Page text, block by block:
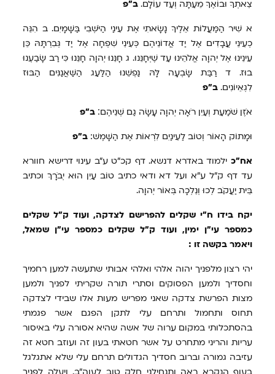
צֵאתְךָ וּבוֹאֶךָ מֵעַתָּה וְעַד עוֹלָם. ב״פ
אשִׁיר הַמַּעֲלוֹת אֵלֶיךָ נָשָׂאתִי אֶת עֵינַי הַיֹּשְׁבִי בַּשָּׁמָיִם.ב הִנֵּה
כְעֵינֵי עֲבָדִים אֶל יַד אֲ‍דוֹנֵיהֶם כְּעֵינֵי שִׁפְחָה אֶל יַד גְּבִרְתָּהּ כֵּן
עֵינֵינוּ אֶל יְהוָה אֱלֹהֵינוּ עַד שֶׁיְּחָנֵּנוּ. ג חָנֵּנוּ יְהוָה חָנֵּנוּ כִּי רַב שָׂבַעְנוּ
בוּז.ד רַבַּת שָׂבְעָה לָּהּ נַפְשֵׁנוּ הַלַּעַג הַשַּׁאֲנַנִּים הַבּוּז
לִגְאֵיוֹנִים. ב״פ
אֹזֶן שֹׁמַעַת וְעַיִן רֹאָה יְהוָה עָשָׂה גַם שְׁנֵיהֶם׃ ב״פ
וּמָתוֹק הָאוֹר וְטוֹב לַעֵינַיִם לִרְאוֹת אֶת הַשָּׁמֶשׁ: ב״פ
אח״כ ילמוד באדרא דנשא. דף קכ״ט ע״ב עינוי דרישא חוורא
עד דף ק״ל ע״א ועל דא ודאי כתיב טוֹב עַיִן הוּא יְבֹרָךְ וכתיב
בֵּית יַעֲקֹב לְכוּ וְנֵלְכָה בְּאוֹר יְהוָה.
יקח בידו ח"י שקלים להפרישם לצדקה, ועוד ק"ל שקלים
כמספר עי"ן ימין, ועוד ק"ל שקלים כמספר עי"ן שמאל,
ויאמר בקשה זו :
יהי רצון מלפניך יהוה אלהי ואלהי אבותי שתעשה למען רחמיך
וחסדיך ולמען הפסוקים וסתרי תורה שקריתי לפניך ולמען
מצות הפרשת צדקה שאני מפריש מעות אלו שבידי לצדקה
תחוס ותחמול ותרחם עלי לתקן הפגם אשר פגמתי
בהסתכלותי במקום ערוה של אשה שהיא אסורה עלי באיסור
עריות והריני מתחרט על אשר חטאתי בעון זה ועוזב חטא זה
עזיבה גמורה וברוב חסדיך הגדולים תרחם עלי שלא אתגלגל